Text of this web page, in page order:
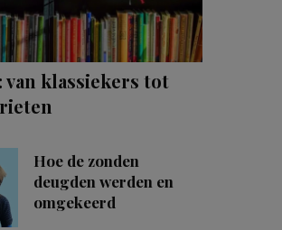
van klassiekers tot
Hoe de zonden
deugden werden en
omgekeerd